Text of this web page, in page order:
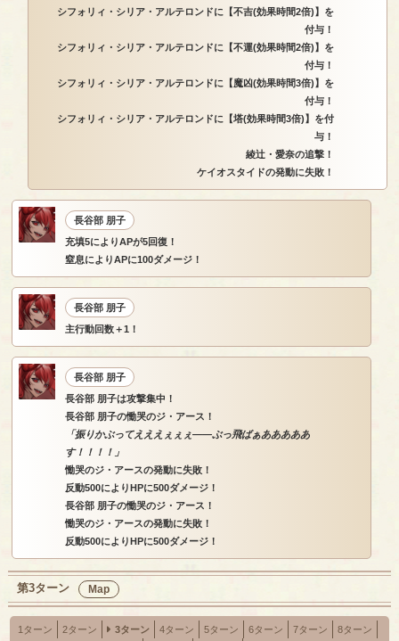
シフォリィ・シリア・アルテロンドに【不吉(効果時間2倍)】を
付与！
シフォリィ・シリア・アルテロンドに【不運(効果時間2倍)】を
付与！
シフォリィ・シリア・アルテロンドに【魔凶(効果時間3倍)】を
付与！
シフォリィ・シリア・アルテロンドに【塔(効果時間3倍)】を付
与！
綾辻・愛奈の追撃！
ケイオスタイドの発動に失敗！
長谷部 朋子
充填5によりAPが5回復！
窒息によりAPに100ダメージ！
長谷部 朋子
主行動回数＋1！
長谷部 朋子
長谷部 朋子は攻撃集中！
長谷部 朋子の慟哭のジ・アース！
「振りかぶってえええぇぇぇ――ぶっ飛ばぁあああああ
す！！！！」
慟哭のジ・アースの発動に失敗！
反動500によりHPに500ダメージ！
長谷部 朋子の慟哭のジ・アース！
慟哭のジ・アースの発動に失敗！
反動500によりHPに500ダメージ！
第3ターン Map
1ターン 2ターン 3ターン 4ターン 5ターン 6ターン 7ターン
8ターン